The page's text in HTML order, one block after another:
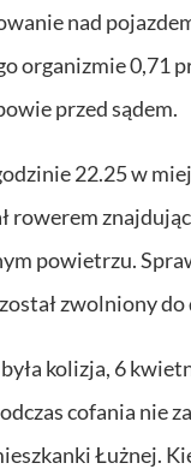
nad
organizmie 0,71
przed sądem.
22.25 w
rowerem
powietrzu.
zwolniony do
kolizja, 6
cofania nie
Łużnej.